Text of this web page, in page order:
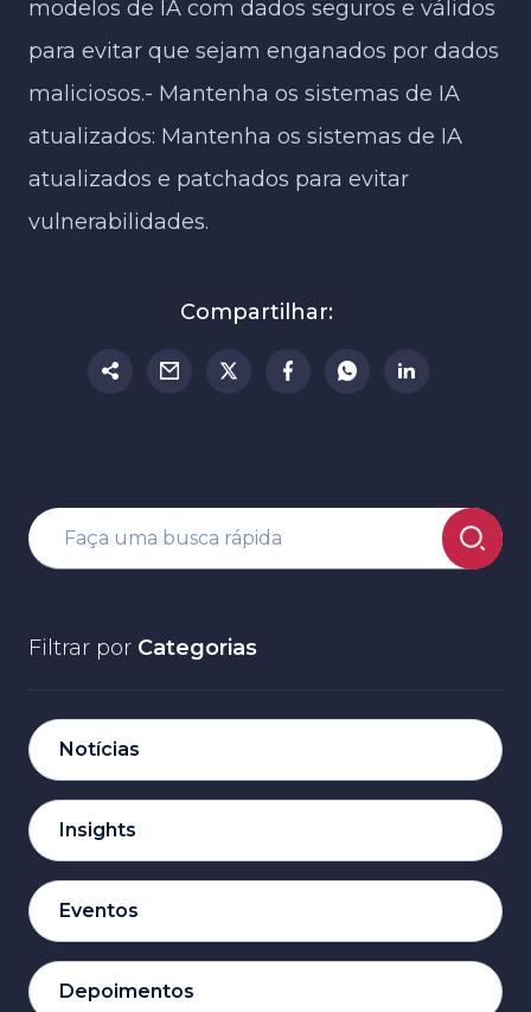
modelos de IA com dados seguros e válidos
para evitar que sejam enganados por dados
maliciosos.- Mantenha os sistemas de IA
atualizados: Mantenha os sistemas de IA
atualizados e patchados para evitar
vulnerabilidades.
Compartilhar:
Filtrar por Categorias
Notícias
Insights
Eventos
Depoimentos